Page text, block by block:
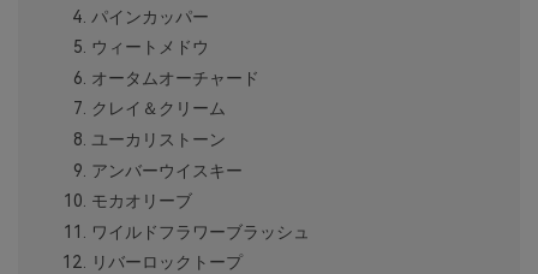
パインカッパー
ウィートメドウ
オータムオーチャード
クレイ＆クリーム
ユーカリストーン
アンバーウイスキー
モカオリーブ
ワイルドフラワーブラッシュ
リバーロックトープ